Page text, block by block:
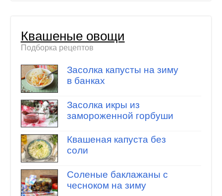
Квашеные овощи
Подборка рецептов
Засолка капусты на зиму
в банках
Засолка икры из
замороженной горбуши
Квашеная капуста без
соли
Соленые баклажаны с
чесноком на зиму